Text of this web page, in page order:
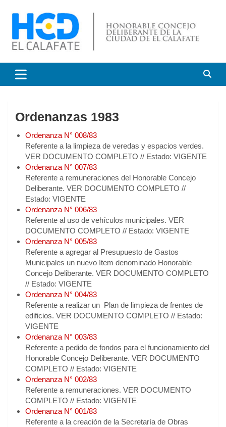
contenido
Honorable Concejo
Deliberante de El Calafate
Ordenanzas 1983
Ordenanza N° 008/83
Referente a la limpieza de veredas y espacios verdes.
VER DOCUMENTO COMPLETO // Estado: VIGENTE
Ordenanza N° 007/83
Referente a remuneraciones del Honorable Concejo
Deliberante. VER DOCUMENTO COMPLETO //
Estado: VIGENTE
Ordenanza N° 006/83
Referente al uso de vehículos municipales. VER
DOCUMENTO COMPLETO // Estado: VIGENTE
Ordenanza N° 005/83
Referente a agregar al Presupuesto de Gastos
Municipales un nuevo ítem denominado Honorable
Concejo Deliberante. VER DOCUMENTO COMPLETO
// Estado: VIGENTE
Ordenanza N° 004/83
Referente a realizar un Plan de limpieza de frentes de
edificios. VER DOCUMENTO COMPLETO // Estado:
VIGENTE
Ordenanza N° 003/83
Referente a pedido de fondos para el funcionamiento del
Honorable Concejo Deliberante. VER DOCUMENTO
COMPLETO // Estado: VIGENTE
Ordenanza N° 002/83
Referente a remuneraciones. VER DOCUMENTO
COMPLETO // Estado: VIGENTE
Ordenanza N° 001/83
Referente a la creación de la Secretaría de Obras